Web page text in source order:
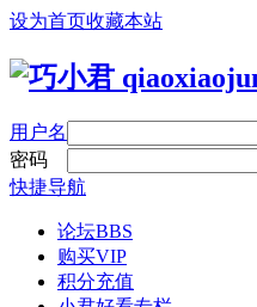
设为首页收藏本站
用户名
密码
快捷导航
论坛BBS
购买VIP
积分充值